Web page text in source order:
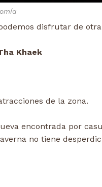
disfrutar de
Khaek
de la zona.
encontrada por
no tiene